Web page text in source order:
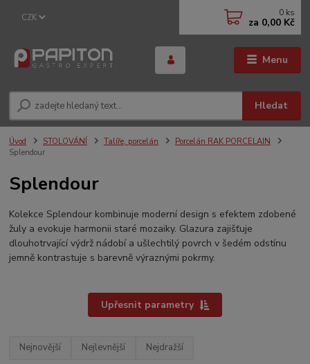
Menu
CZK
Hledat
0 ks
za 0,00 Kč
Úvod STOLOVÁNÍ Talíře, porcelán
Porcelán RAK PORCELAIN
Splendour
Splendour
Kolekce Splendour kombinuje moderní design s efektem zdobené
žuly a evokuje harmonii staré mozaiky. Glazura zajišťuje
dlouhotrvající výdrž nádobí a ušlechtilý povrch v šedém odstínu
jemně kontrastuje s barevně výraznými pokrmy.
Upřesnit parametry
Nejnovější Nejlevnější Nejdražší